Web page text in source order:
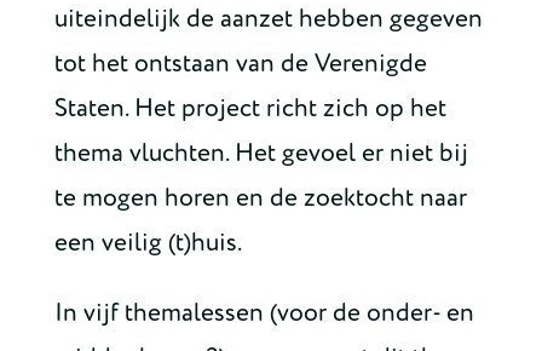
uiteindelijk de aanzet hebben gegeven
tot het ontstaan van de Verenigde
Staten. Het project richt zich op het
thema vluchten. Het gevoel er niet bij
te mogen horen en de zoektocht naar
een veilig (t)huis.
In vijf themalessen (voor de onder- en